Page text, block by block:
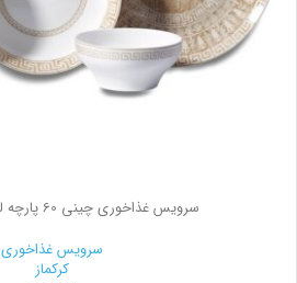
سرویس غذاخوری چینی 60 پارچه لیدیا کرکماز 8189
سرویس غذاخوری
کرکماز